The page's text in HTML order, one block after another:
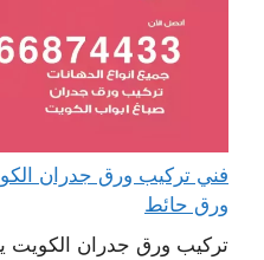
ورق حائط
تركيب ورق جدران الكويت